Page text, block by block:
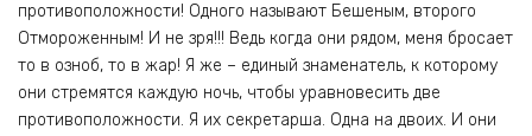
противоположности! Одного называют Бешеным, второго
Отмороженным! И не зря!!! Ведь когда они рядом, меня бросает
то в озноб, то в жар! Я же – единый знаменатель, к которому
они стремятся каждую ночь, чтобы уравновесить две
противоположности. Я их секретарша. Одна на двоих. И они